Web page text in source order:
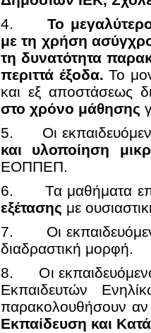
4.Το
με τη χρήση
τη δυνατότητα
περιττά έξοδα. Το
και εξ αποστάσεως
στο χρόνο μάθησης
5. Οι
και υλοποίηση
ΕΟΠΠΕΠ.
6. Τα μαθήματα
εξέτασης με
7. Οι
διαδραστική μορφή.
8. Οι
Εκπαιδευτών
παρακολουθήσουν
Εκπαίδευση και